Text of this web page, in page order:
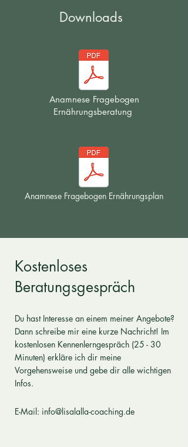
Downloads
Anamnese Fragebogen
Ernährungsberatung
Anamnese Fragebogen Ernährungsplan
Kostenloses
Beratungsgespräch
Du hast Interesse an einem meiner Angebote?
Dann schreibe mir eine kurze Nachricht! Im
kostenlosen Kennenlerngespräch (25 - 30
Minuten) erkläre ich dir meine
Vorgehensweise und gebe dir alle wichtigen
Infos.
E-Mail: info@lisalalla-coaching.de